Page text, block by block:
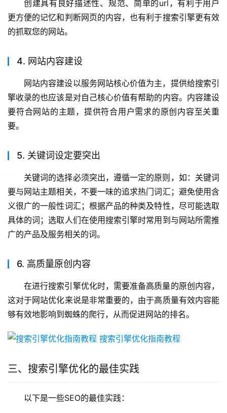
创建具有良好描述性、规范、简单的url，有利于用户
更方便的记忆和判断网页的内容，也有利于搜索引擎更有效
的抓取您的网站。
4. 网站内容建设
网站内容建设以服务网站核心价值为主，提供给搜索引
擎收录的也应该是对自己核心价值有帮助的内容。内容建设
要符合网站的主题，提供符合用户需求的原创内容至关重
要。
5. 关键词设定要突出
关键词的选择必须突出，遵循一定的原则，如：关键词
要与网站主题相关，不要一味的追求热门词汇；避免使用含
义很广的一般性词汇；根据产品的种类及特性，尽可能选取
具体的词；选取人们在使用搜索引擎时常用到与网站所需推
广的产品及服务相关的词。
6. 高质量原创内容
在进行搜索引擎优化时，需要准备高质量的原创内容，
这对于网站优化来说是非常重要的，由于高质量有效内容能
够有效地影响到蜘蛛的爬行，从而促进网站的排名。
三、搜索引擎优化的最佳实践
以下是一些SEO的最佳实践：